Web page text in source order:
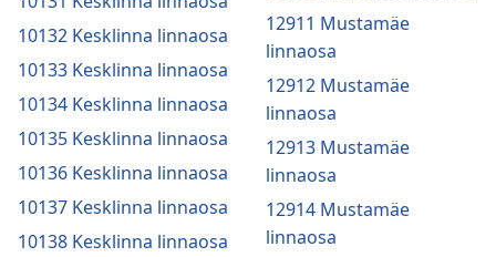
10132 Kesklinna linnaosa
10133 Kesklinna linnaosa
10134 Kesklinna linnaosa
10135 Kesklinna linnaosa
10136 Kesklinna linnaosa
10137 Kesklinna linnaosa
10138 Kesklinna linnaosa
12911 Mustamäe
linnaosa
12912 Mustamäe
linnaosa
12913 Mustamäe
linnaosa
12914 Mustamäe
linnaosa